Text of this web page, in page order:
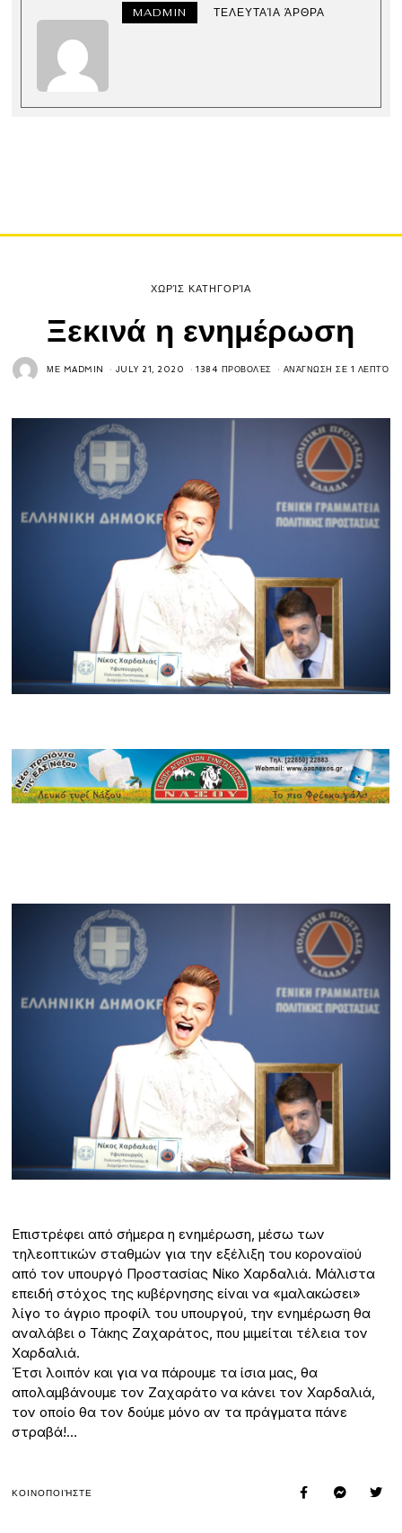
MADMIN ΤΕΛΕΥΤΑΊΑ ΆΡΘΡΑ
ΧΩΡΊΣ ΚΑΤΗΓΟΡΊΑ
Ξεκινά η ενημέρωση
ΜΕ MADMIN JULY 21, 2020 1384 ΠΡΟΒΟΛΈΣ ΑΝΆΓΝΩΣΗ ΣΕ 1 ΛΕΠΤΌ
Επιστρέφει από σήμερα η ενημέρωση, μέσω των
τηλεοπτικών σταθμών για την εξέλιξη του κοροναϊού
από τον υπουργό Προστασίας Νίκο Χαρδαλιά. Μάλιστα
επειδή στόχος της κυβέρνησης είναι να «μαλακώσει»
λίγο το άγριο προφίλ του υπουργού, την ενημέρωση θα
αναλάβει ο Τάκης Ζαχαράτος, που μιμείται τέλεια τον
Χαρδαλιά.
Έτσι λοιπόν και για να πάρουμε τα ίσια μας, θα
απολαμβάνουμε τον Ζαχαράτο να κάνει τον Χαρδαλιά,
τον οποίο θα τον δούμε μόνο αν τα πράγματα πάνε
στραβά!…
ΚΟΙΝΟΠΟΙΉΣΤΕ